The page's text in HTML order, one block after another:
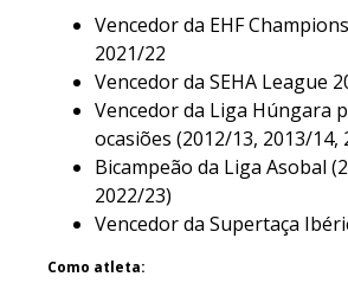
Vencedor da EHF
2021/22
Vencedor da SEHA League
Vencedor da Liga Húngara
ocasiões (2012/13, 2013/14,
Bicampeão da Liga Asobal
2022/23)
Vencedor da Supertaça
Como atleta: